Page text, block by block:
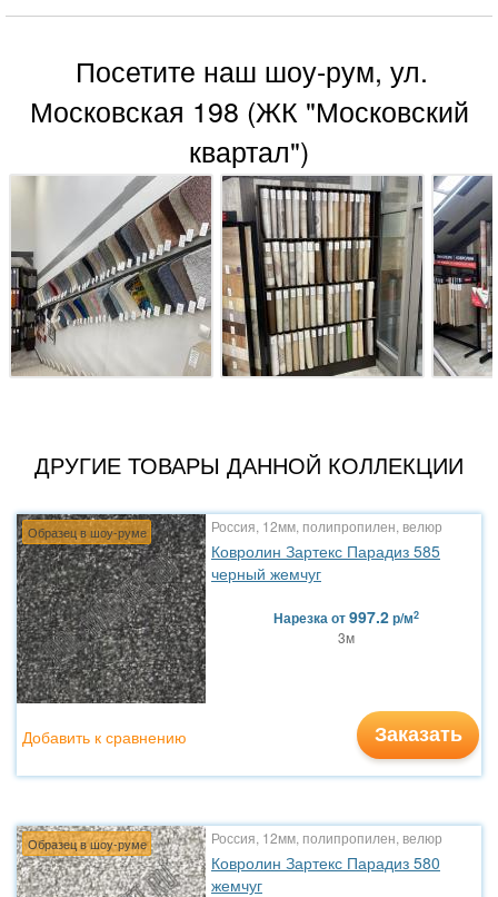
Посетите наш шоу-рум, ул.
Московская 198 (ЖК "Московский
квартал")
ДРУГИЕ ТОВАРЫ ДАННОЙ КОЛЛЕКЦИИ
Образец в шоу-руме Россия, 12мм, полипропилен, велюр
Ковролин Зартекс Парадиз 585
черный жемчуг
Нарезкаот997.2р/м2
3м
Заказать
Добавить к сравнению
Образец в шоу-руме Россия, 12мм, полипропилен, велюр
Ковролин Зартекс Парадиз 580
жемчуг